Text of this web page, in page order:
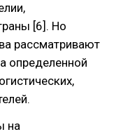
[6]. Но
рассматривают
определенной
на